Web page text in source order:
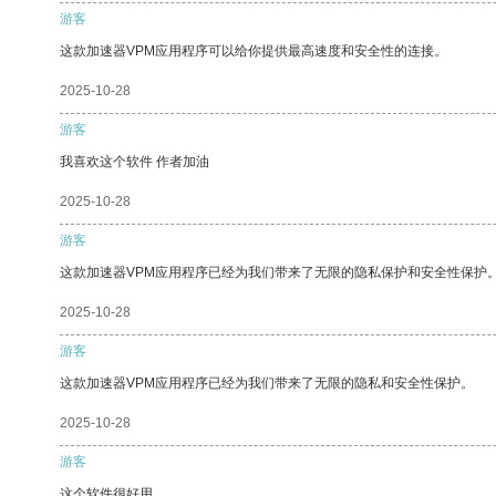
游客
这款加速器VPM应用程序可以给你提供最高速度和安全性的连接。
2025-10-28
游客
我喜欢这个软件 作者加油
2025-10-28
游客
这款加速器VPM应用程序已经为我们带来了无限的隐私保护和安全性保护
2025-10-28
游客
这款加速器VPM应用程序已经为我们带来了无限的隐私和安全性保护。
2025-10-28
游客